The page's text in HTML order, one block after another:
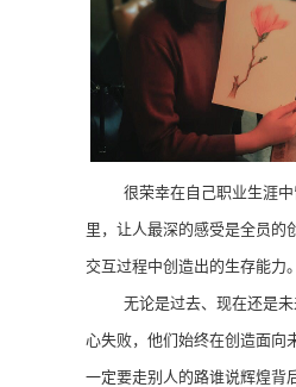
很荣幸在自己职业生涯
里，让人最深的感受是全员的
交互过程中创造出的生存能力。
无论是过去、现在还是
心失败，他们始终在创造面向
一定要走别人的路谁说辉煌背